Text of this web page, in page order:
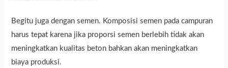
Begitu juga dengan semen. Komposisi semen pada campuran
harus tepat karena jika proporsi semen berlebih tidak akan
meningkatkan kualitas beton bahkan akan meningkatkan
biaya produksi.